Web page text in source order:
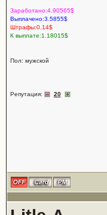
Заработано:4.90565$
Выплачено:3.5855$
Штрафы:0.14$
К выплате:1.18015$
Пол: мужской
Репутация: 20